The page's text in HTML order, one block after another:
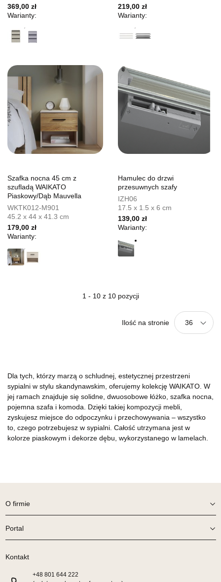
369,00 zł
Warianty:
219,00 zł
Warianty:
Szafka nocna 45 cm z
szufladą WAIKATO
Piaskowy/Dąb Mauvella
WKTK012-M901
45.2 x 44 x 41.3 cm
179,00 zł
Warianty:
Hamulec do drzwi
przesuwnych szafy
IZH06
17.5 x 1.5 x 6 cm
139,00 zł
Warianty:
1 - 10 z 10 pozycji
Ilość na stronie 36
Dla tych, którzy marzą o schludnej, estetycznej przestrzeni
sypialni w stylu skandynawskim, oferujemy kolekcję WAIKATO. W
jej ramach znajduje się solidne, dwuosobowe łóżko, szafka nocna,
pojemna szafa i komoda. Dzięki takiej kompozycji mebli,
zyskujesz miejsce do odpoczynku i przechowywania – wszystko
to, czego potrzebujesz w sypialni. Całość utrzymana jest w
kolorze piaskowym i dekorze dębu, wykorzystanego w lamelach.
O firmie
Portal
Kontakt
+48 801 644 222